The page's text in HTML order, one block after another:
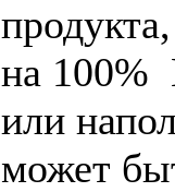
на 100%
или
может